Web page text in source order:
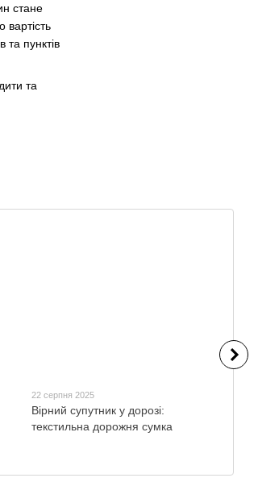
стане
вартість
пунктів
та
22 серпня 2025
Вірний супутник у дорозі:
текстильна дорожня сумка